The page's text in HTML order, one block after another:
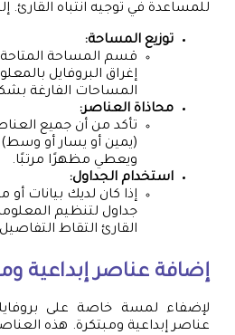
للمساعدة في توجيه انتباه القارئ.
توزيع المساحة:
قسم المساحة
إغراق البروفايل
المساحات الفارغة
محاذاة العناصر:
تأكد من أن جميع
(يمين أو يسار أو
ويعطي مظهرًا مرتبًا.
استخدام الجداول:
إذا كان لديك بيانات
جداول لتنظيم
القارئ التقاط
إضافة عناصر إبداعية
لإضفاء لمسة خاصة على
عناصر إبداعية ومبتكرة. هذه